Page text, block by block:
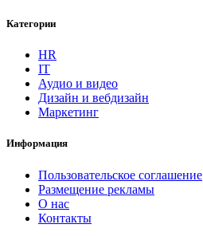
Категории
HR
IT
Аудио и видео
Дизайн и вебдизайн
Маркетинг
Информация
Пользовательское соглашение
Размещение рекламы
О нас
Контакты